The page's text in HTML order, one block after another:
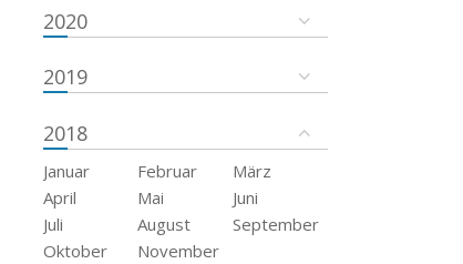
2020
2019
2018
Januar Februar
März
April
Mai
Juni
Juli
August
September
Oktober
November